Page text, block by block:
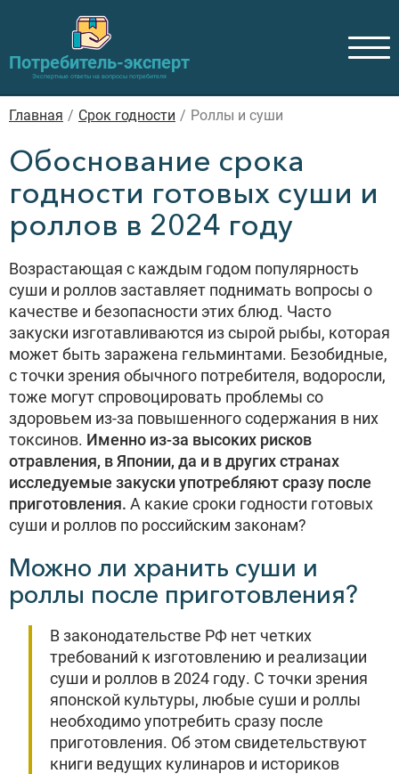
Потребитель-эксперт
Экспертные ответы на вопросы потребителя
Главная / Cрок годности / Роллы и суши
Обоснование срока
годности готовых суши и
роллов в 2024 году
Возрастающая с каждым годом популярность
суши и роллов заставляет поднимать вопросы о
качестве и безопасности этих блюд. Часто
закуски изготавливаются из сырой рыбы, которая
может быть заражена гельминтами. Безобидные,
с точки зрения обычного потребителя, водоросли,
тоже могут спровоцировать проблемы со
здоровьем из-за повышенного содержания в них
токсинов. Именно из-за высоких рисков
отравления, в Японии, да и в других странах
исследуемые закуски употребляют сразу после
приготовления. А какие сроки годности готовых
суши и роллов по российским законам?
Можно ли хранить суши и
роллы после приготовления?
В законодательстве РФ нет четких
требований к изготовлению и реализации
суши и роллов в 2024 году. С точки зрения
японской культуры, любые суши и роллы
необходимо употребить сразу после
приготовления. Об этом свидетельствуют
книги ведущих кулинаров и историков